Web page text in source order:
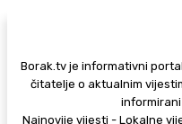
Borak.tv je informativni
čitatelje o aktualnim
Najnovije vijesti - Lokalne